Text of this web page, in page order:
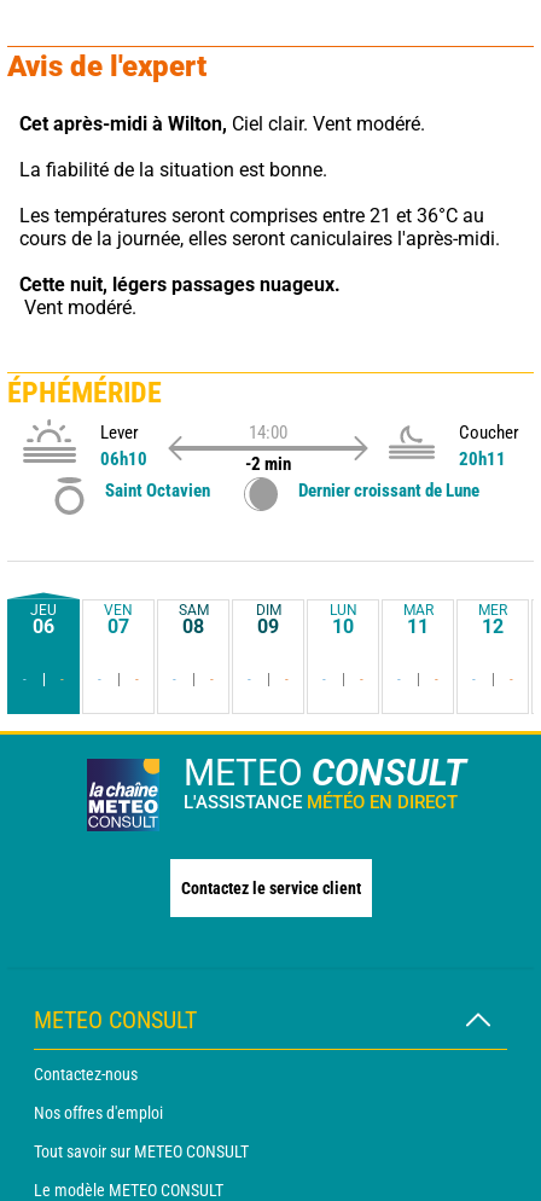
Avis de l'expert
Cet après-midi à Wilton, Ciel clair. Vent modéré.
La fiabilité de la situation est bonne.
Les températures seront comprises entre 21 et 36°C au
cours de la journée, elles seront caniculaires l'après-midi.
Cette nuit, légers passages nuageux.
Vent modéré.
ÉPHÉMÉRIDE
Lever
06h10
14:00
-2 min
Coucher
20h11
Saint Octavien
Dernier croissant de Lune
JEU
06
- -
VEN
07
- -
SAM
08
- -
DIM
09
- -
LUN
10
- -
MAR
11
- -
MER
12
- -
METEO CONSULT
L'ASSISTANCE MÉTÉO EN DIRECT
Contactez le service client
METEO CONSULT
Contactez-nous
Nos offres d'emploi
Tout savoir sur METEO CONSULT
Le modèle METEO CONSULT